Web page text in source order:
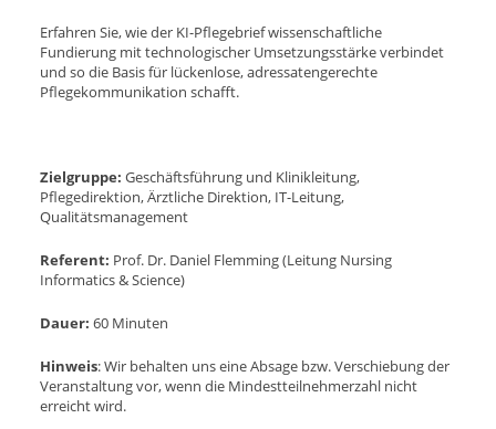
Erfahren Sie, wie der KI-Pflegebrief wissenschaftliche
Fundierung mit technologischer Umsetzungsstärke verbindet
und so die Basis für lückenlose, adressatengerechte
Pflegekommunikation schafft.
Zielgruppe: Geschäftsführung und Klinikleitung,
Pflegedirektion, Ärztliche Direktion, IT-Leitung,
Qualitätsmanagement
Referent: Prof. Dr. Daniel Flemming (Leitung Nursing
Informatics & Science)
Dauer: 60 Minuten
Hinweis: Wir behalten uns eine Absage bzw. Verschiebung der
Veranstaltung vor, wenn die Mindestteilnehmerzahl nicht
erreicht wird.